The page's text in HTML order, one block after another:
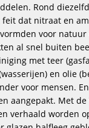
Rond
feit dat nitraat en
voor
al snel buiten
met teer
en olie
voor mensen.
aangepakt. Met
verhaald worden